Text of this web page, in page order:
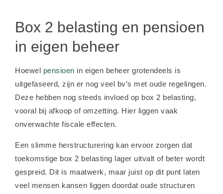
Box 2 belasting en pensioen
in eigen beheer
Hoewel pensioen in eigen beheer grotendeels is
uitgefaseerd, zijn er nog veel bv’s met oude regelingen.
Deze hebben nog steeds invloed op box 2 belasting,
vooral bij afkoop of omzetting. Hier liggen vaak
onverwachte fiscale effecten.
Een slimme herstructurering kan ervoor zorgen dat
toekomstige box 2 belasting lager uitvalt of beter wordt
gespreid. Dit is maatwerk, maar juist op dit punt laten
veel mensen kansen liggen doordat oude structuren